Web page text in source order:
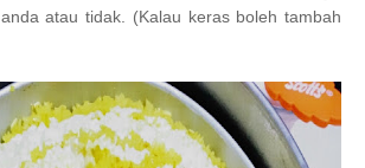
atau tidak. (Kalau keras boleh tambah